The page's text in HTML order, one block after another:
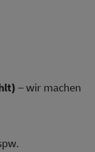
– wir machen